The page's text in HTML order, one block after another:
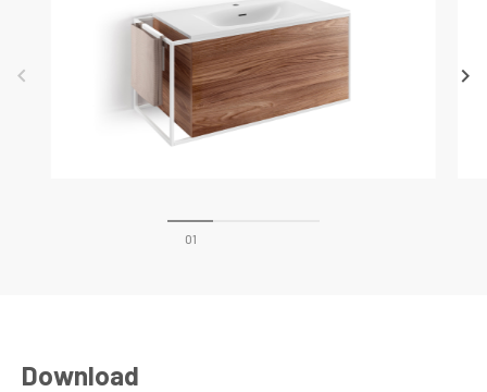
keyboard_arrow_left keyboard_arrow_right
Download